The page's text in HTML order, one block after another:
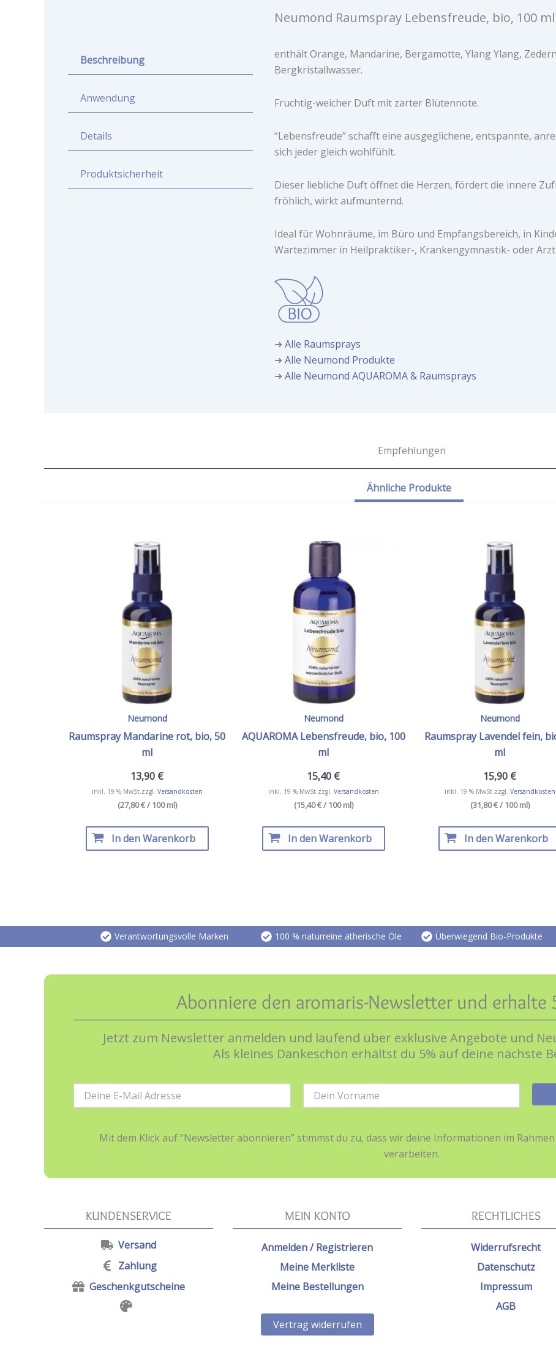
Neumond Raumspray Lebensfreude, bio, 100 ml
Beschreibung
Anwendung
Details
Produktsicherheit
enthält Orange, Mandarine, Bergamotte, Ylang Ylang,
Bergkristallwasser.
Fruchtig-weicher Duft mit zarter Blütennote.
“Lebensfreude” schafft eine ausgeglichene, entspannte,
sich jeder gleich wohlfühlt.
Dieser liebliche Duft öffnet die Herzen, fördert die innere
fröhlich, wirkt aufmunternd.
Ideal für Wohnräume, im Büro und Empfangsbereich, in
Wartezimmer in Heilpraktiker-, Krankengymnastik- oder
➜ Alle Raumsprays
➜ Alle Neumond Produkte
➜ Alle Neumond AQUAROMA & Raumsprays
Empfehlungen
Ähnliche Produkte
Neumond
Raumspray Mandarine rot, bio, 50
ml
13,90 €
inkl. 19 % MwSt.zzgl. Versandkosten
(27,80 € / 100 ml)
In den Warenkorb
Neumond
AQUAROMA Lebensfreude, bio, 100
ml
15,40 €
inkl. 19 % MwSt.zzgl. Versandkosten
(15,40 € / 100 ml)
In den Warenkorb
Neumond
Raumspray Lavendel fein,
ml
15,90 €
inkl. 19 % MwSt.zzgl. Versandkosten
(31,80 € / 100 ml)
In den Warenkorb
Verantwortungsvolle Marken 100 % naturreine ätherische Öle Überwiegend Bio-Produkte
Abonniere den aromaris-Newsletter und erhalte
Jetzt zum Newsletter anmelden und laufend über exklusive Angebote und
Als kleines Dankeschön erhältst du 5% auf deine nächste
Mail-
Mit dem Klick auf “Newsletter abonnieren” stimmst du zu, dass wir deine Informationen im
verarbeiten.
KUNDENSERVICE
Versand
Zahlung
Geschenkgutscheine
MEIN KONTO
Anmelden / Registrieren
Meine Merkliste
Meine Bestellungen
Vertrag widerrufen
RECHTLICHES
Widerrufsrecht
Datenschutz
Impressum
AGB